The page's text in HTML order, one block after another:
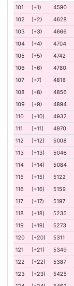
101
(+1) 4590
102
(+2) 4628
103
(+3) 4666
104
(+4) 4704
105
(+5) 4742
106
(+6) 4780
107
(+7) 4818
108
(+8) 4856
109
(+9) 4894
110
(+10) 4932
111
(+11) 4970
112
(+12) 5008
113
(+13) 5046
114
(+14) 5084
115
(+15) 5122
116
(+16) 5159
117
(+17) 5197
118
(+18) 5235
119
(+19) 5273
120
(+20) 5311
121
(+21) 5349
122
(+22) 5387
123
(+23) 5425